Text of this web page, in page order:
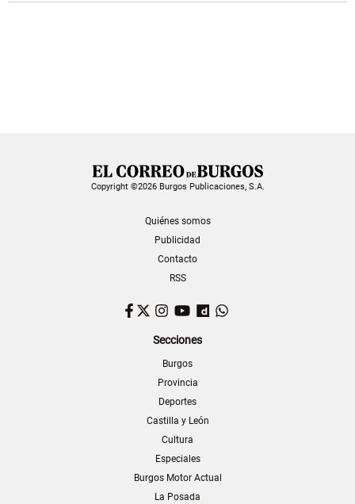
Copyright ©2026 Burgos Publicaciones, S.A.
Quiénes somos
Publicidad
Contacto
RSS
Facebook
TwitterInstagram
YouTubeDailymotion
Secciones
Burgos
Provincia
Deportes
Castilla y León
Cultura
Especiales
Burgos Motor Actual
La Posada